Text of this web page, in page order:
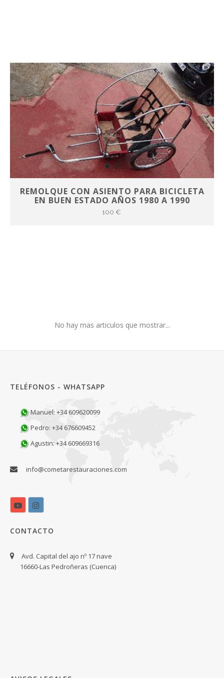
REMOLQUE CON ASIENTO PARA BICICLETA
EN BUEN ESTADO AÑOS 1980 A 1990
100 €
No hay mas articulos que mostrar...
TELÉFONOS - WHATSAPP
Manuel: +34 609620099
Pedro: +34 676609452
Agustin: +34 609669316
info@cometarestauraciones.com
CONTACTO
Avd. Capital del ajo nº 17 nave
16660-Las Pedroñeras (Cuenca)